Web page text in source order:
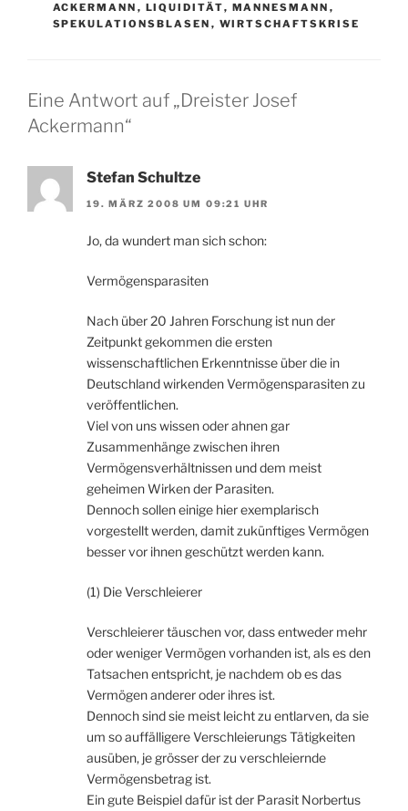
ACKERMANN , LIQUIDITÄT, MANNESMANN ,
SPEKULATIONSBLASEN , WIRTSCHAFTSKRISE
Eine Antwort auf „Dreister Josef
Ackermann“
Stefan Schultze
19. MÄRZ 2008 UM 09:21 UHR
Jo, da wundert man sich schon:
Vermögensparasiten
Nach über 20 Jahren Forschung ist nun der
Zeitpunkt gekommen die ersten
wissenschaftlichen Erkenntnisse über die in
Deutschland wirkenden Vermögensparasiten zu
veröffentlichen.
Viel von uns wissen oder ahnen gar
Zusammenhänge zwischen ihren
Vermögensverhältnissen und dem meist
geheimen Wirken der Parasiten.
Dennoch sollen einige hier exemplarisch
vorgestellt werden, damit zukünftiges Vermögen
besser vor ihnen geschützt werden kann.
(1) Die Verschleierer
Verschleierer täuschen vor, dass entweder mehr
oder weniger Vermögen vorhanden ist, als es den
Tatsachen entspricht, je nachdem ob es das
Vermögen anderer oder ihres ist.
Dennoch sind sie meist leicht zu entlarven, da sie
um so auffälligere Verschleierungs Tätigkeiten
ausüben, je grösser der zu verschleiernde
Vermögensbetrag ist.
Ein gute Beispiel dafür ist der Parasit Norbertus